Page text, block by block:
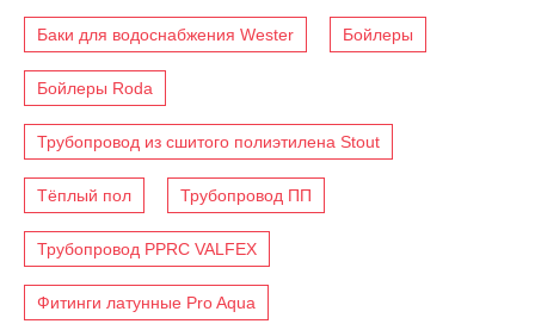
Баки для водоснабжения Wester Бойлеры
Бойлеры Roda
Трубопровод из сшитого полиэтилена Stout
Тёплый пол Трубопровод ПП
Трубопровод PPRC VALFEX
Фитинги латунные Pro Aqua